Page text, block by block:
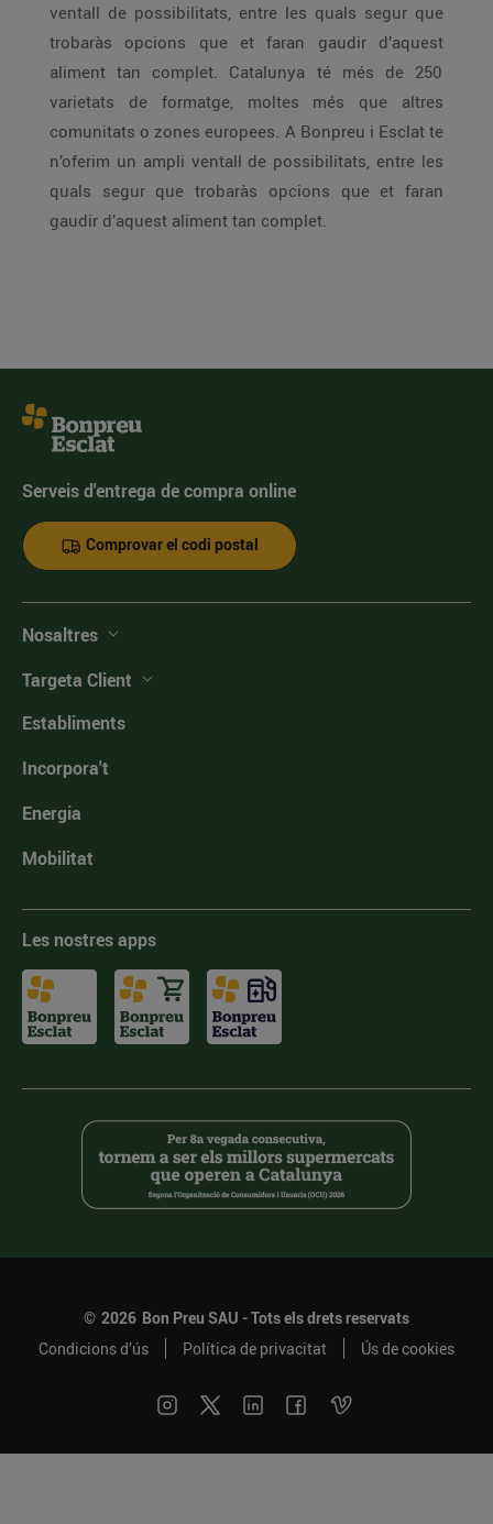
ventall de possibilitats, entre les quals segur que
trobaràs opcions que et faran gaudir d’aquest
aliment tan complet. Catalunya té més de 250
varietats de formatge, moltes més que altres
comunitats o zones europees. A Bonpreu i Esclat te
n’oferim un ampli ventall de possibilitats, entre les
quals segur que trobaràs opcions que et faran
gaudir d’aquest aliment tan complet.
Serveis d'entrega de compra online
Comprovar el codi postal
Nosaltres
Targeta Client
Establiments
Incorpora't
Energia
Mobilitat
Les nostres apps
© 2026 Bon Preu SAU - Tots els drets reservats
Condicions d’ús
Política de privacitat Ús de cookies